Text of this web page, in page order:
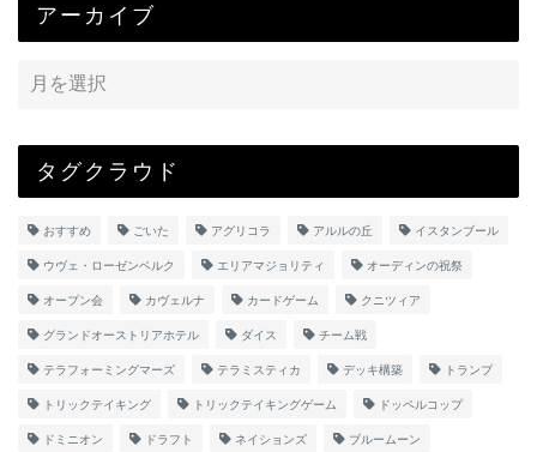
アーカイブ
タグクラウド
おすすめ ごいた アグリコラ アルルの丘 イスタンブール
ウヴェ・ローゼンベルク エリアマジョリティ オーディンの祝祭
オープン会 カヴェルナ カードゲーム クニツィア
グランドオーストリアホテル ダイス チーム戦
テラフォーミングマーズ テラミスティカ デッキ構築 トランプ
トリックテイキング トリックテイキングゲーム ドッペルコップ
ドミニオン ドラフト ネイションズ ブルームーン